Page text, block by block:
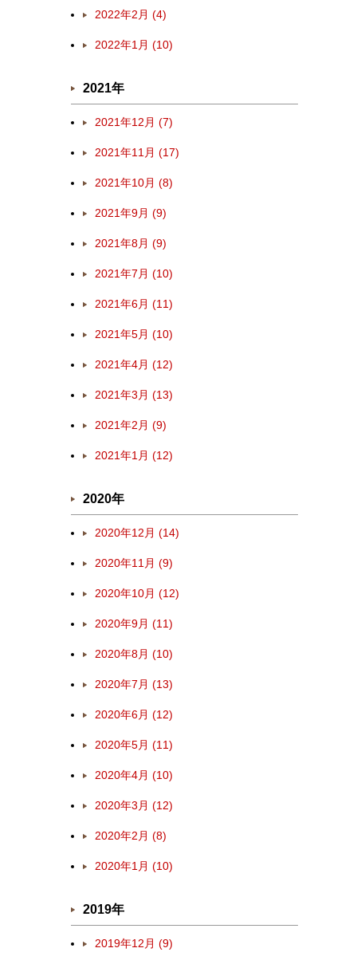
2022年2月 (4)
2022年1月 (10)
2021年
2021年12月 (7)
2021年11月 (17)
2021年10月 (8)
2021年9月 (9)
2021年8月 (9)
2021年7月 (10)
2021年6月 (11)
2021年5月 (10)
2021年4月 (12)
2021年3月 (13)
2021年2月 (9)
2021年1月 (12)
2020年
2020年12月 (14)
2020年11月 (9)
2020年10月 (12)
2020年9月 (11)
2020年8月 (10)
2020年7月 (13)
2020年6月 (12)
2020年5月 (11)
2020年4月 (10)
2020年3月 (12)
2020年2月 (8)
2020年1月 (10)
2019年
2019年12月 (9)